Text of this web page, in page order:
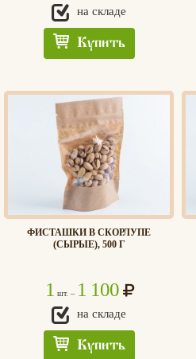
на складе
Купить
ФИСТАШКИ В СКОРЛУПЕ
(СЫРЫЕ), 500 Г
1 шт. – 1 100
на складе
Купить